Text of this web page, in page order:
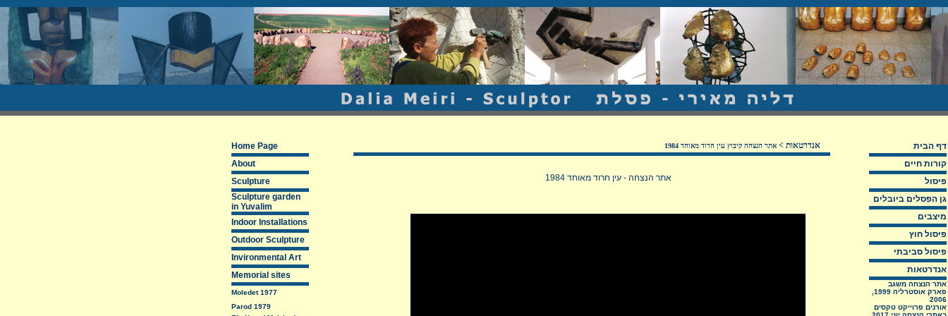
Home Page
About
Sculpture
Sculpture garden
in Yuvalim
Indoor Installations
Outdoor Sculpture
Invironmental Art
Memorial sites
Moledet 1977
Parod 1979
אנדרטאות > אתר הנצחה קיבוץ עין חרוד מאוחד 1984
אתר הנצחה - עין חרוד מאוחד 1984
דף הבית
קורות חיים
פיסול
גן הפסלים ביובלים
מיצבים
פיסול חוץ
פיסול סביבתי
אנדרטאות
אתר הנצחה משגב
2006
אורנים פרוייקט טקסים